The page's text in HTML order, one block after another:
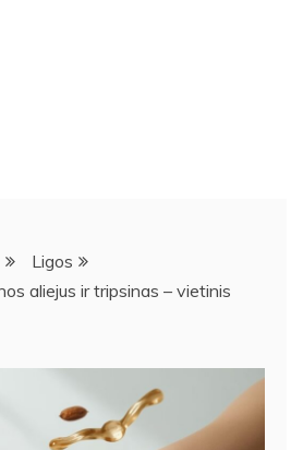
Ligos
aliejus ir tripsinas – vietinis